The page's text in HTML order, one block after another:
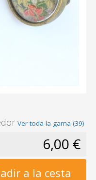
Ver toda la gama (39)
6,00 €
a la cesta